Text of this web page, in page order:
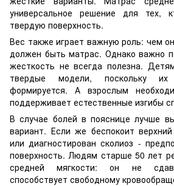
универсальное решение для тех,
твердую поверхность.
Вес также играет важную роль: чем
должен быть матрас. Однако важно
жесткость не всегда полезна.
твердые модели, поскольку
формируется. А взрослым
поддерживает естественные изгибы
В случае болей в пояснице лучше
вариант. Если же беспокоит
или диагностирован сколиоз -
поверхность. Людям старше 50 лет
средней мягкости: он не
способствует свободному